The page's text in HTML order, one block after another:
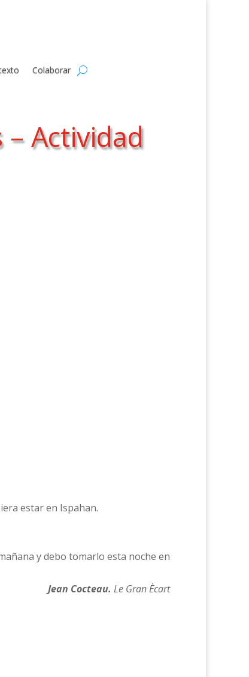
Colaborar
Actividad
estar en Ispahan.
y debo tomarlo esta noche en
Jean Cocteau. Le Gran Ècart